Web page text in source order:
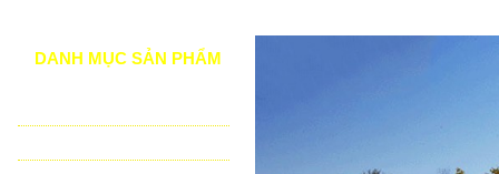
DANH MỤC SẢN PHẨM